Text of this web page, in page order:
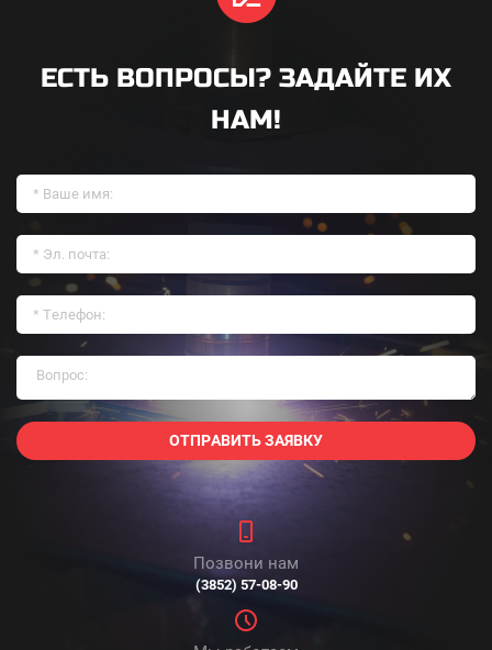
ЕСТЬ ВОПРОСЫ? ЗАДАЙТЕ ИХ
НАМ!
ОТПРАВИТЬ ЗАЯВКУ
Позвони нам
(3852) 57-08-90